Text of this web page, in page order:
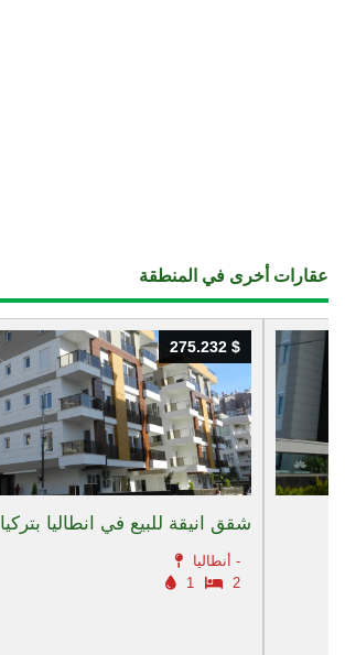
عقارات أخرى في المنطقة
شقق انيقة للبيع في انطاليا بتركيا
أنطاليا -
2
1
275.232 $
275.232 $